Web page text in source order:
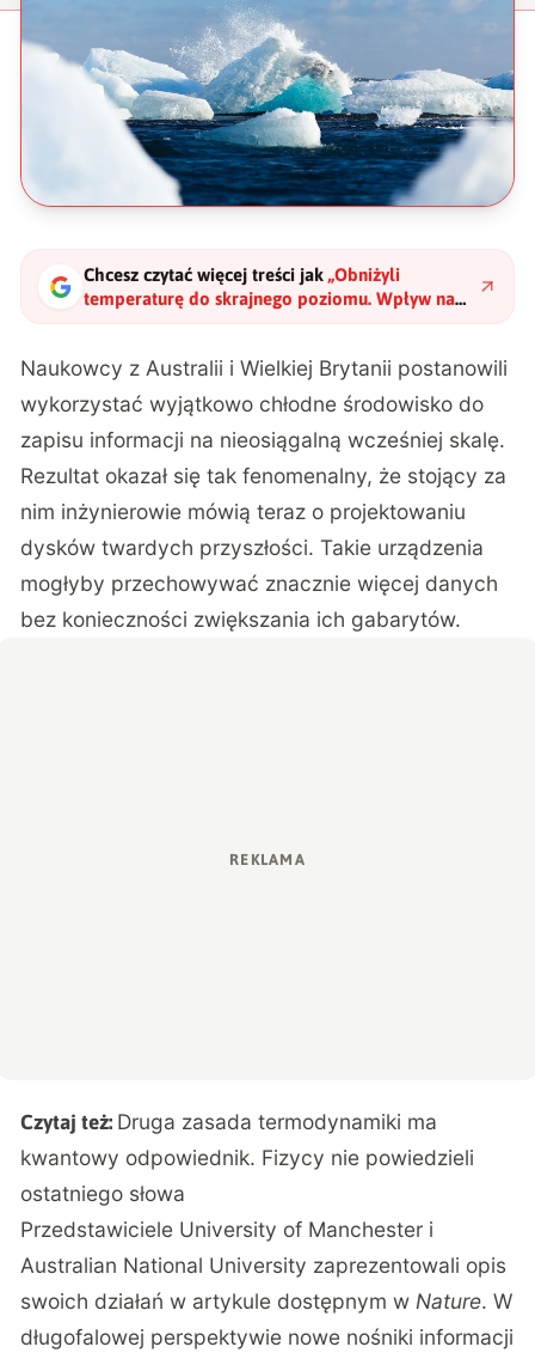
Chcesz czytać więcej treści jak „Obniżyli
temperaturę do skrajnego poziomu. Wpływ na
przechowywanie danych był niesamowity"?
Naukowcy z Australii i Wielkiej Brytanii postanowili
wykorzystać wyjątkowo chłodne środowisko do
zapisu informacji na nieosiągalną wcześniej skalę.
Rezultat okazał się tak fenomenalny, że stojący za
nim inżynierowie mówią teraz o projektowaniu
dysków twardych przyszłości. Takie urządzenia
mogłyby przechowywać znacznie więcej danych
bez konieczności zwiększania ich gabarytów.
Czytaj też: Druga zasada termodynamiki ma
kwantowy odpowiednik. Fizycy nie powiedzieli
ostatniego słowa
Przedstawiciele University of Manchester i
Australian National University zaprezentowali opis
swoich działań w artykule dostępnym w Nature. W
długofalowej perspektywie nowe nośniki informacji